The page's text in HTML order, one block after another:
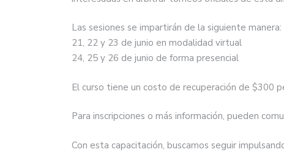
Las sesiones se impartirán de la siguiente manera:
21, 22 y 23 de junio en modalidad virtual
24, 25 y 26 de junio de forma presencial
El curso tiene un costo de recuperación de $300
Para inscripciones o más información, pueden
Con esta capacitación, buscamos seguir